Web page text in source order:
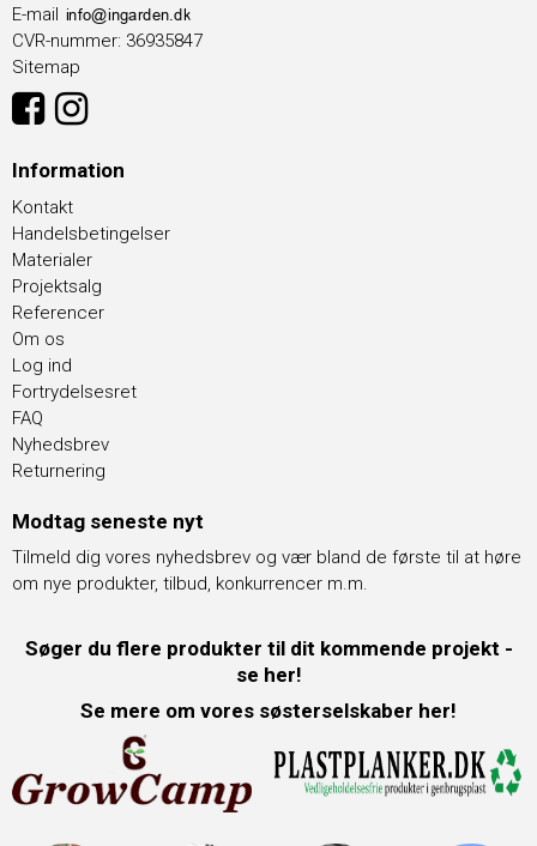
E-mail
CVR-nummer: 36935847
Sitemap
Information
Kontakt
Handelsbetingelser
Materialer
Projektsalg
Referencer
Om os
Log ind
Fortrydelsesret
FAQ
Nyhedsbrev
Returnering
Modtag seneste nyt
Tilmeld dig vores nyhedsbrev og vær bland de første til at høre
om nye produkter, tilbud, konkurrencer m.m.
Søger du flere produkter til dit kommende projekt -
se her!
Se mere om vores søsterselskaber her!